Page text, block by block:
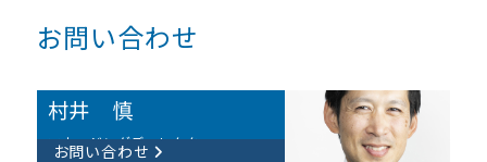
お問い合わせ
村井 慎
マネージングディレクター
お問い合わせ